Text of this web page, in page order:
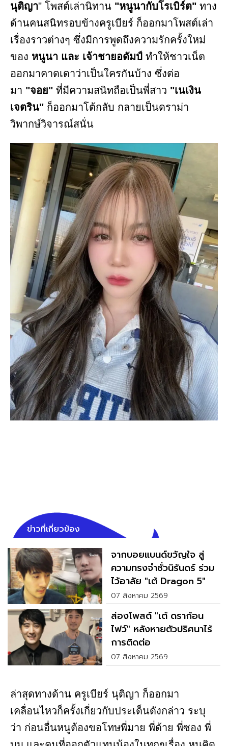
นุติญา" โพสต์เล่านิทาน "หนูนากับโรเบิร์ต" ทาง
ด้านคนสนิทรอบข้างครูเบียร์ ก็ออกมาโพสต์เล่า
เรื่องราวต่างๆ ซึ่งมีการพูดถึงความรักครั้งใหม่
ของ หนูนา และ เจ้าชายอดัมป์ ทำให้ชาวเน็ต
ออกมาคาดเดาว่าเป็นใครกันบ้าง ซึ่งต่อ
มา "จอย" ที่มีความสนิทถือเป็นพี่สาว "เนเงิน
เจตริน" ก็ออกมาโต้กลับ กลายเป็นดราม่า
วิพากษ์วิจารณ์สนั่น
ข่าวที่เกี่ยวข้อง
จากบอยแบนด์ขวัญใจ สู่
ความทรงจำชั่วนิรันดร์ ร่วม
ไว้อาลัย "เต้ Dragon 5"
07 สิงหาคม 2569
ส่องโพสต์ "เต้ ดราก้อน
ไฟว์" หลังหายตัวปริศนาไร้
การติดต่อ
07 สิงหาคม 2569
ล่าสุดทางด้าน ครูเบียร์ นุติญา ก็ออกมา
เคลื่อนไหวก็ครั้งเกี่ยวกับประเด็นดังกล่าว ระบุ
ว่า ก่อนอื่นหนูต้องขอโทษพี่มาย พี่ด้าย พี่ซอง พี่